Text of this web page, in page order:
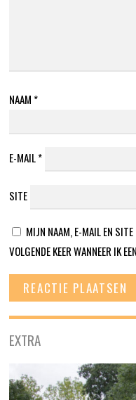
NAAM *
E-MAIL*
SITE
MIJN NAAM, E-MAIL EN
VOLGENDE KEER WANNEER IK
EXTRA